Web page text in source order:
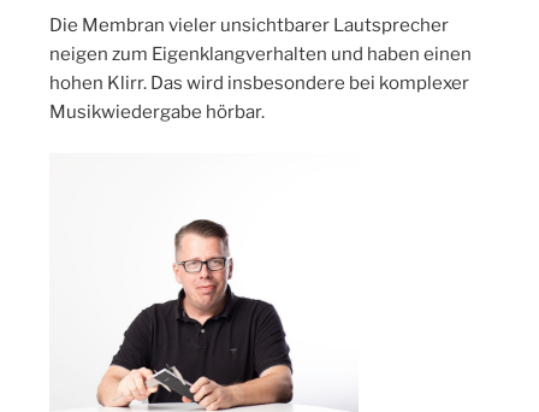
Die Membran vieler unsichtbarer Lautsprecher
neigen zum Eigenklangverhalten und haben einen
hohen Klirr. Das wird insbesondere bei komplexer
Musikwiedergabe hörbar.